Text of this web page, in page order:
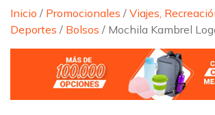
Inicio / Promocionales / Viajes,
Deportes / Bolsos / Mochila Kambrel